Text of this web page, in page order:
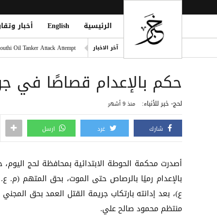
الرئيسية English أخبار
آخر الاخبار
Oil Tanker Attack Attempt
المقاومة الوطنية تحبط
قتلى وجرحى مدنيون جراء هجوم حوثي واسع بـ20
حكم بالإعدام قصاصًا في
لحج- خبر للأنباء: منذ 9 أشهر
شارك غرد ارسل
أصدرت محكمة الحوطة الابتدائية بمحافظة لحج اليوم،
بالإعدام رميًا بالرصاص حتى الموت، بحق المتهم (م.
ع)، بعد إدانته بارتكاب جريمة القتل العمد بحق المجني
منتظم محمود صالح علي.